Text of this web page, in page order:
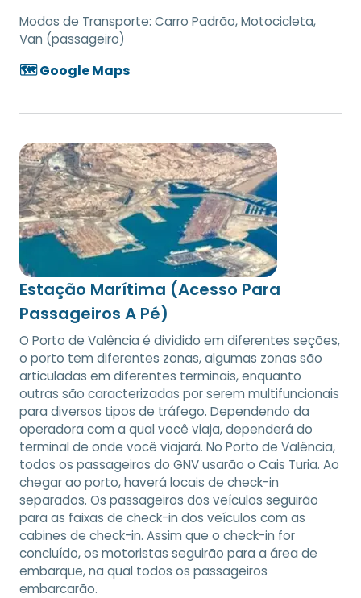
Modos de Transporte: Carro Padrão, Motocicleta,
Van (passageiro)
🗺️ Google Maps
Estação Marítima (Acesso Para
Passageiros A Pé)
O Porto de Valência é dividido em diferentes seções,
o porto tem diferentes zonas, algumas zonas são
articuladas em diferentes terminais, enquanto
outras são caracterizadas por serem multifuncionais
para diversos tipos de tráfego. Dependendo da
operadora com a qual você viaja, dependerá do
terminal de onde você viajará. No Porto de Valência,
todos os passageiros do GNV usarão o Cais Turia. Ao
chegar ao porto, haverá locais de check-in
separados. Os passageiros dos veículos seguirão
para as faixas de check-in dos veículos com as
cabines de check-in. Assim que o check-in for
concluído, os motoristas seguirão para a área de
embarque, na qual todos os passageiros
embarcarão.